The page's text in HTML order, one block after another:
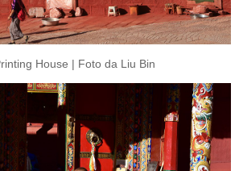
House | Foto da Liu Bin